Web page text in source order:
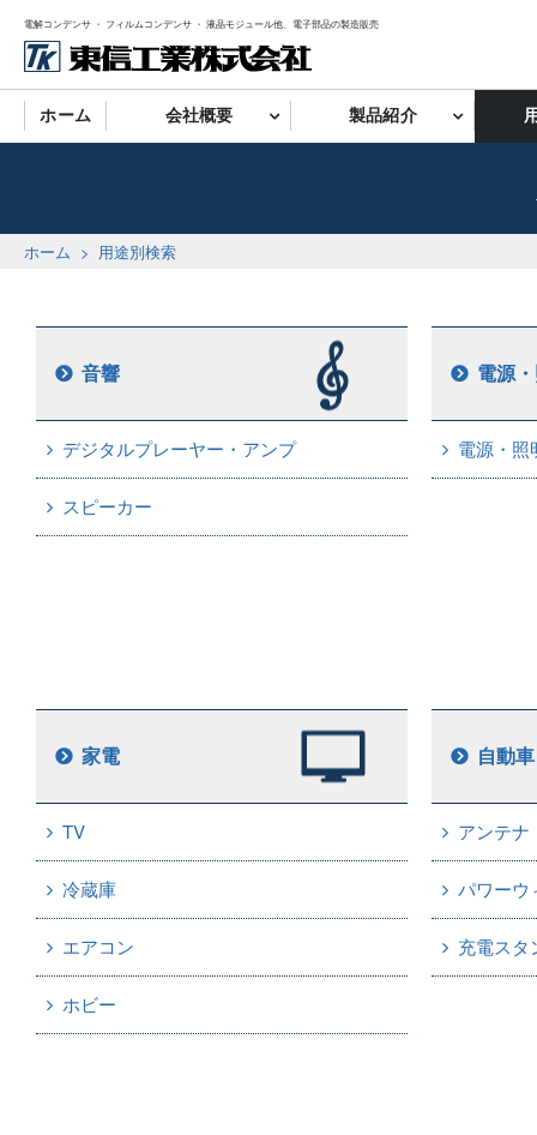
電解コンデンサ ・ フィルムコンデンサ ・ 液晶モジュール他、電子部品の製造販売
ホーム 会社概要 製品紹介
ホーム 用途別検索
音響
デジタルプレーヤー・アンプ
スピーカー
電源
電源・照
家電
TV
冷蔵庫
エアコン
ホビー
自動車
アンテナ
パワーウ
充電スタ